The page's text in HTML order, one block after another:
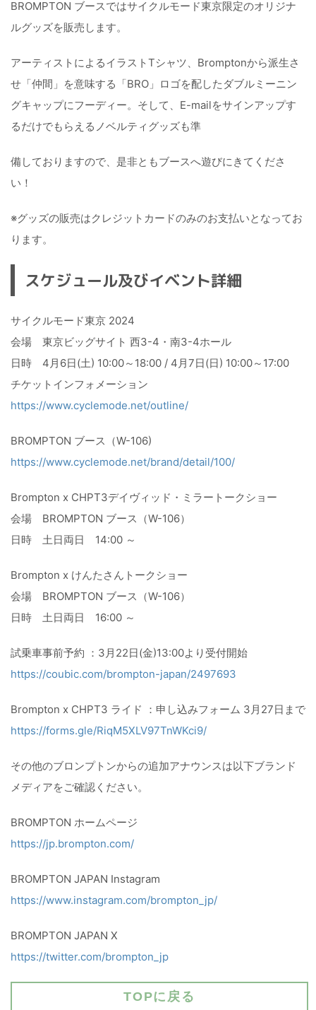
BROMPTON ブースではサイクルモード東京限定のオリジナ
ルグッズを販売します。
アーティストによるイラストTシャツ、Bromptonから派生さ
せ「仲間」を意味する「BRO」ロゴを配したダブルミーニン
グキャップにフーディー。そして、E-mailをサインアップす
るだけでもらえるノベルティグッズも準
備しておりますので、是非ともブースへ遊びにきてくださ
い！
※グッズの販売はクレジットカードのみのお支払いとなってお
ります。
スケジュール及びイベント詳細
サイクルモード東京 2024
会場 東京ビッグサイト 西3-4・南3-4ホール
日時 4月6日(土) 10:00～18:00 / 4月7日(日) 10:00～17:00
チケットインフォメーション
https://www.cyclemode.net/outline/
BROMPTON ブース（W-106)
https://www.cyclemode.net/brand/detail/100/
Brompton x CHPT3デイヴィッド・ミラートークショー
会場 BROMPTON ブース（W-106）
日時 土日両日 14:00 ～
Brompton x けんたさんトークショー
会場 BROMPTON ブース（W-106）
日時 土日両日 16:00 ～
試乗車事前予約 ：3月22日(金)13:00より受付開始
https://coubic.com/brompton-japan/2497693
Brompton x CHPT3 ライド ：申し込みフォーム 3月27日まで
https://forms.gle/RiqM5XLV97TnWKci9/
その他のブロンプトンからの追加アナウンスは以下ブランド
メディアをご確認ください。
BROMPTON ホームページ
https://jp.brompton.com/
BROMPTON JAPAN Instagram
https://www.instagram.com/brompton_jp/
BROMPTON JAPAN X
https://twitter.com/brompton_jp
TOPに戻る